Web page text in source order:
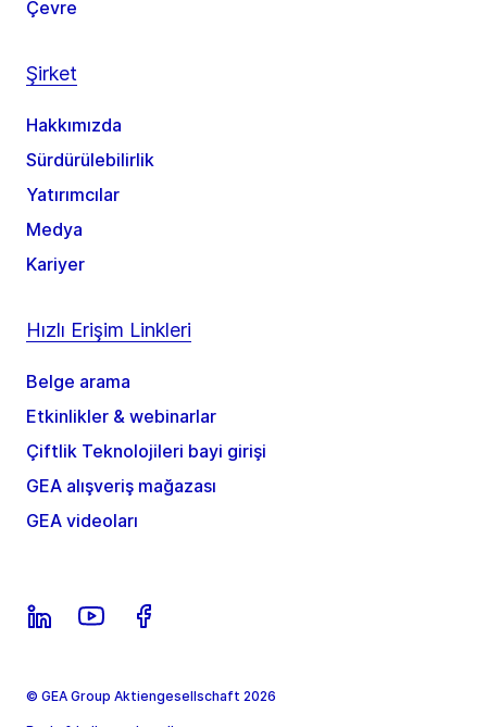
Çevre
Şirket
Hakkımızda
Sürdürülebilirlik
Yatırımcılar
Medya
Kariyer
Hızlı Erişim Linkleri
Belge arama
Etkinlikler & webinarlar
Çiftlik Teknolojileri bayi girişi
GEA alışveriş mağazası
GEA videoları
© GEA Group Aktiengesellschaft 2026